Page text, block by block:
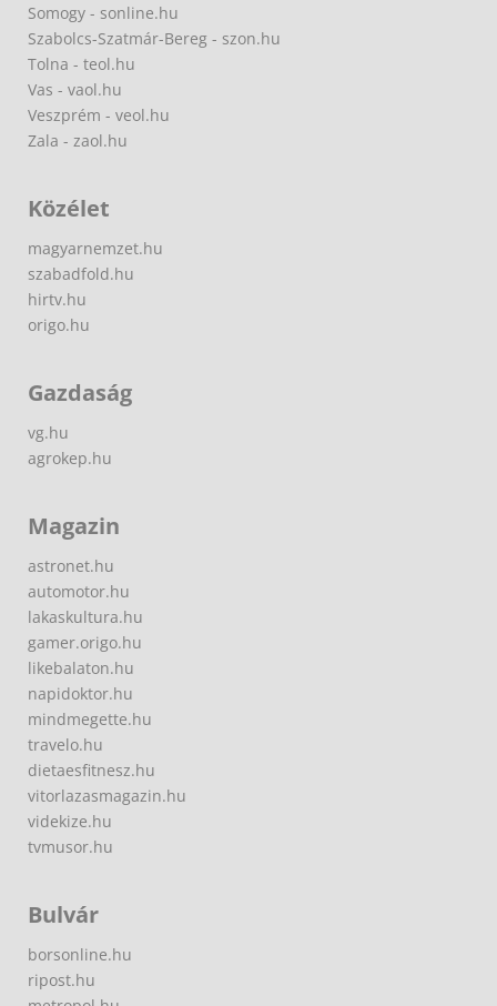
Somogy - sonline.hu
Szabolcs-Szatmár-Bereg - szon.hu
Tolna - teol.hu
Vas - vaol.hu
Veszprém - veol.hu
Zala - zaol.hu
Közélet
magyarnemzet.hu
szabadfold.hu
hirtv.hu
origo.hu
Gazdaság
vg.hu
agrokep.hu
Magazin
astronet.hu
automotor.hu
lakaskultura.hu
gamer.origo.hu
likebalaton.hu
napidoktor.hu
mindmegette.hu
travelo.hu
dietaesfitnesz.hu
vitorlazasmagazin.hu
videkize.hu
tvmusor.hu
Bulvár
borsonline.hu
ripost.hu